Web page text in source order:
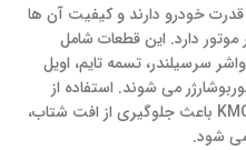
خودرو دارند و کیفیت آن ها
دارد. این قطعات شامل
سرسیلندر، تسمه تایم، اویل
می شوند. استفاده از
قطعات موتور اصل در لوازم یدکی KMC T8 باعث جلوگیری از افت شتاب،
شود.